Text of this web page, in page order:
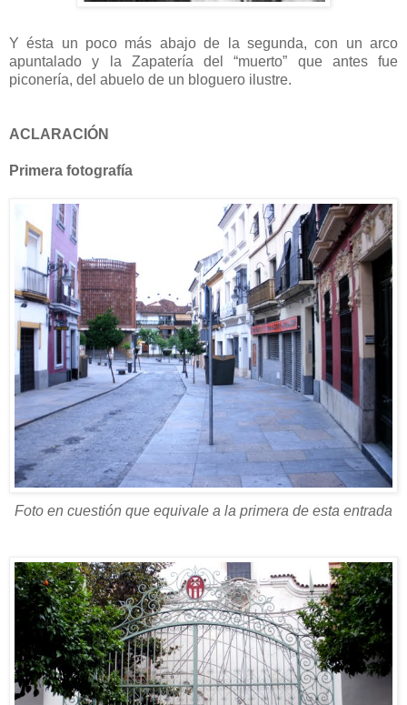
Y ésta un poco más abajo de la segunda, con un arco
apuntalado y la Zapatería del “muerto” que antes fue
piconería, del abuelo de un bloguero ilustre.
ACLARACIÓN
Primera fotografía
Foto en cuestión que equivale a la primera de esta entrada